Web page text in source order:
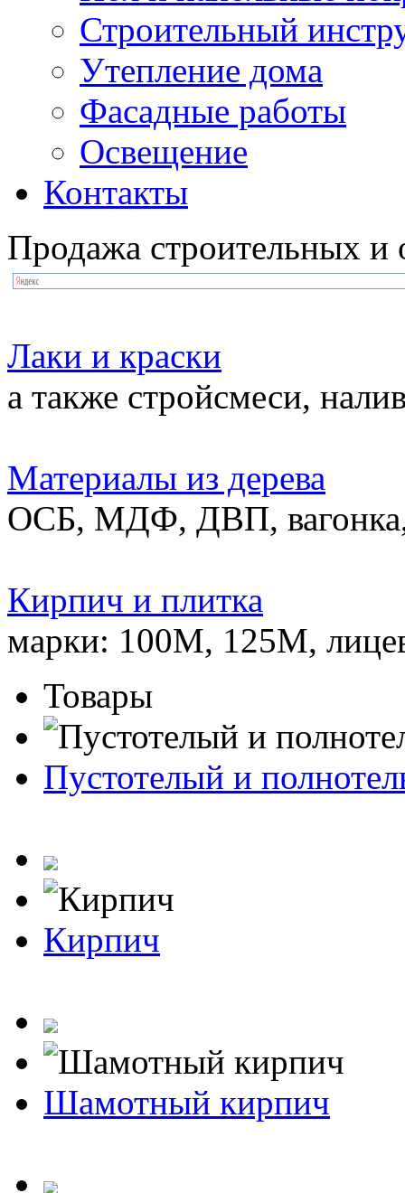
Строительный
Утепление дома
Фасадные работы
Освещение
Контакты
Продажа строительных и
Лаки и краски
а также стройсмеси,
Материалы из дерева
ОСБ, МДФ, ДВП,
Кирпич и плитка
марки: 100М, 125М,
Товары
Пустотелый и
Кирпич
Шамотный кирпич